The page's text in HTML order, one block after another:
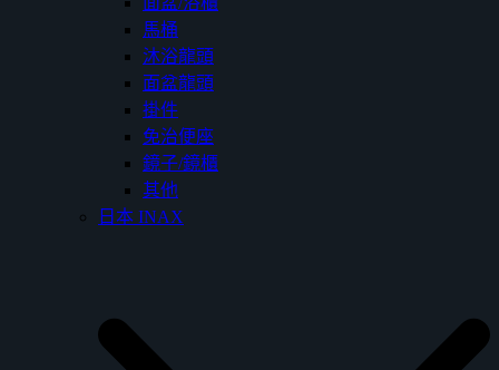
馬桶
沐浴龍頭
面盆龍頭
掛件
免治便座
鏡子/鏡櫃
其他
日本 INAX